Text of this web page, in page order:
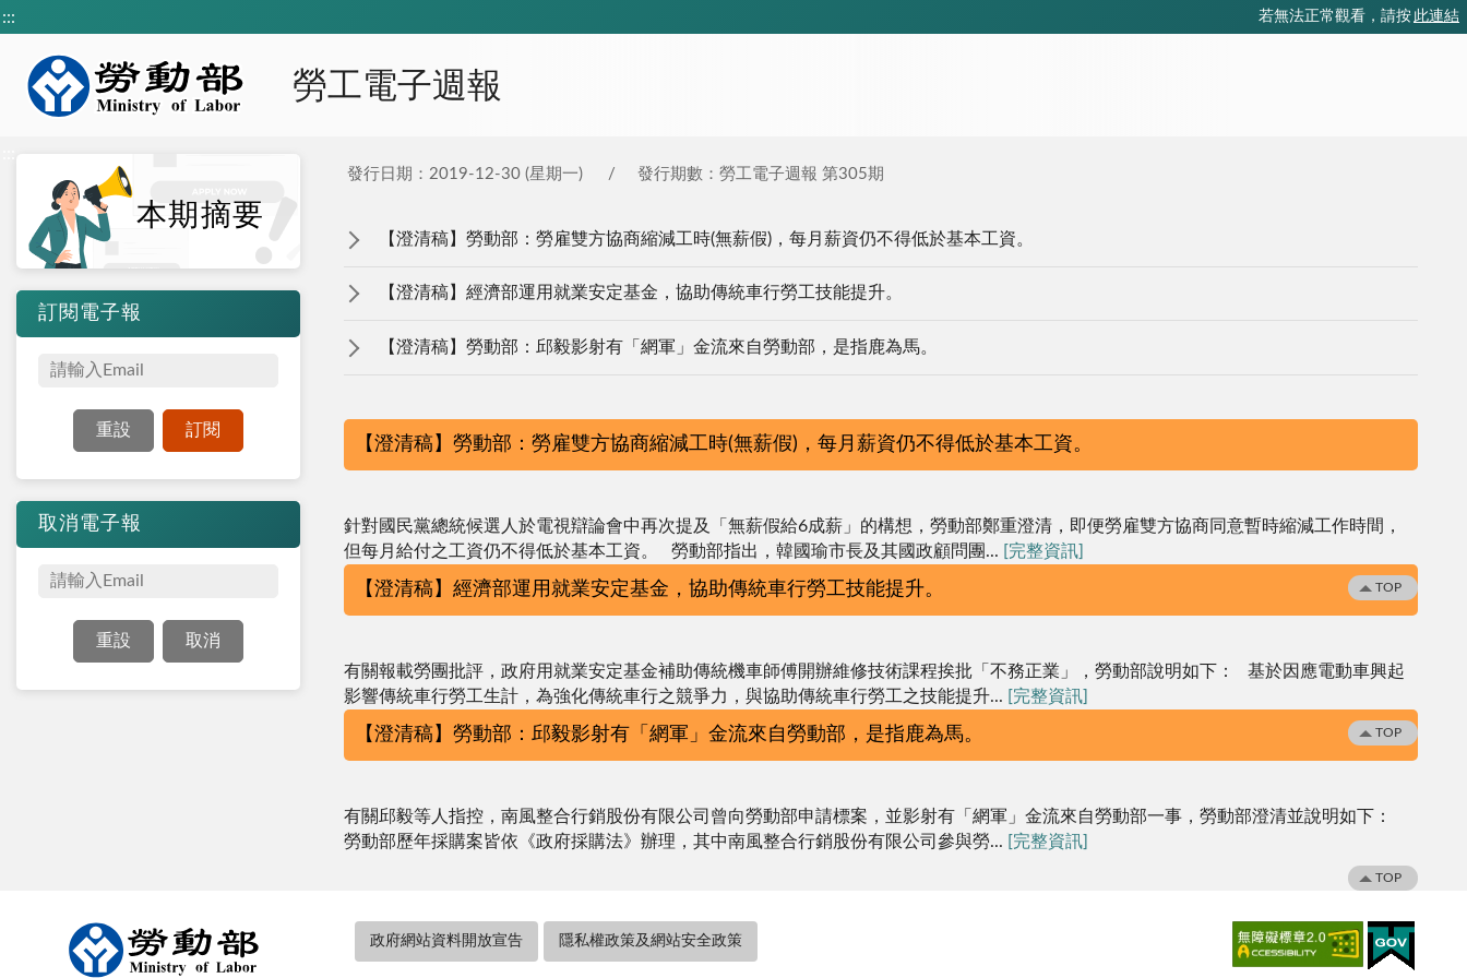
::: 若無法正常觀看，請按 此連結
勞工電子週報
本期摘要
訂閱電子報
取消電子報
發行日期：2019-12-30 (星期一) 發行期數：勞工電子週報 第305期
【澄清稿】勞動部：勞雇雙方協商縮減工時(無薪假)，每月薪資仍不得低於基本工資。
【澄清稿】經濟部運用就業安定基金，協助傳統車行勞工技能提升。
【澄清稿】勞動部：邱毅影射有「網軍」金流來自勞動部，是指鹿為馬。
【澄清稿】勞動部：勞雇雙方協商縮減工時(無薪假)，每月薪資仍不得低於基本工資。
針對國民黨總統候選人於電視辯論會中再次提及「無薪假給6成薪」的構想，勞動部鄭重澄清，即便勞雇雙方協商同意暫時縮減工作時間，
但每月給付之工資仍不得低於基本工資。 勞動部指出，韓國瑜市長及其國政顧問團... [完整資訊]
TOP
【澄清稿】經濟部運用就業安定基金，協助傳統車行勞工技能提升。
有關報載勞團批評，政府用就業安定基金補助傳統機車師傅開辦維修技術課程挨批「不務正業」，勞動部說明如下： 基於因應電動車興起
影響傳統車行勞工生計，為強化傳統車行之競爭力，與協助傳統車行勞工之技能提升... [完整資訊]
TOP
【澄清稿】勞動部：邱毅影射有「網軍」金流來自勞動部，是指鹿為馬。
有關邱毅等人指控，南風整合行銷股份有限公司曾向勞動部申請標案，並影射有「網軍」金流來自勞動部一事，勞動部澄清並說明如下：
勞動部歷年採購案皆依《政府採購法》辦理，其中南風整合行銷股份有限公司參與勞... [完整資訊]
TOP
政府網站資料開放宣告 隱私權政策及網站安全政策